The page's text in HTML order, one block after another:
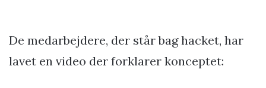
De medarbejdere, der står bag hacket, har
lavet en video der forklarer konceptet: